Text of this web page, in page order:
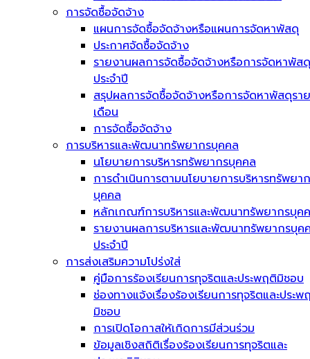
การจัดซื้อจัดจ้าง
แผนการจัดซื้อจัดจ้างหรือแผนการจัดหาพัสดุ
ประกาศจัดซื้อจัดจ้าง
รายงานผลการจัดซื้อจัดจ้างหรือการจัดหาพัสดุ
ประจำปี
สรุปผลการจัดซื้อจัดจ้างหรือการจัดหาพัสดุราย
เดือน
การจัดซื้อจัดจ้าง
การบริหารและพัฒนาทรัพยากรบุคคล
นโยบายการบริหารทรัพยากรบุคคล
การดำเนินการตามนโยบายการบริหารทรัพยา
บุคคล
หลักเกณฑ์การบริหารและพัฒนาทรัพยากรบุค
รายงานผลการบริหารและพัฒนาทรัพยากรบุค
ประจำปี
การส่งเสริมความโปร่งใส่
คู่มือการร้องเรียนการทุจริตและประพฤติมิชอบ
ช่องทางแจ้งเรื่องร้องเรียนการทุจริตและประพ
มิชอบ
การเปิดโอกาสให้เกิดการมีส่วนร่วม
ข้อมูลเชิงสถิติเรื่องร้องเรียนการทุจริตและ